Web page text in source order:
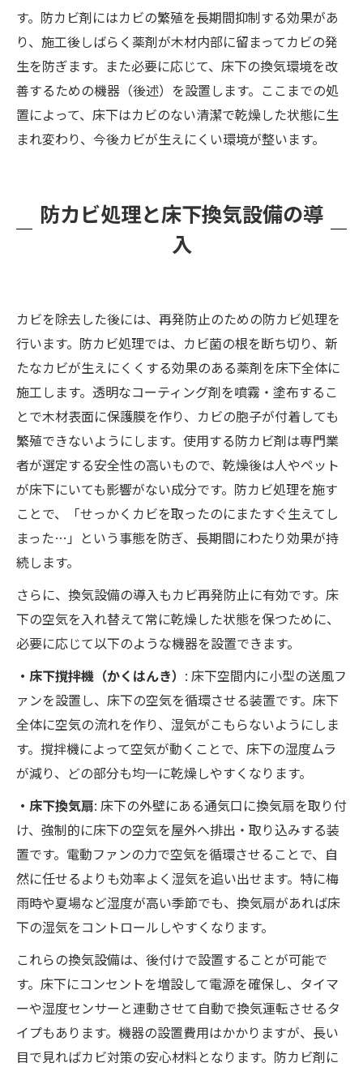
す。防カビ剤にはカビの繁殖を長期間抑制する効果があ
り、施工後しばらく薬剤が木材内部に留まってカビの発
生を防ぎます。また必要に応じて、床下の換気環境を改
善するための機器（後述）を設置します。ここまでの処
置によって、床下はカビのない清潔で乾燥した状態に生
まれ変わり、今後カビが生えにくい環境が整います。
防カビ処理と床下換気設備の導
入
カビを除去した後には、再発防止のための防カビ処理を
行います。防カビ処理では、カビ菌の根を断ち切り、新
たなカビが生えにくくする効果のある薬剤を床下全体に
施工します。透明なコーティング剤を噴霧・塗布するこ
とで木材表面に保護膜を作り、カビの胞子が付着しても
繁殖できないようにします。使用する防カビ剤は専門業
者が選定する安全性の高いもので、乾燥後は人やペット
が床下にいても影響がない成分です。防カビ処理を施す
ことで、「せっかくカビを取ったのにまたすぐ生えてし
まった…」という事態を防ぎ、長期間にわたり効果が持
続します。
さらに、換気設備の導入もカビ再発防止に有効です。床
下の空気を入れ替えて常に乾燥した状態を保つために、
必要に応じて以下のような機器を設置できます。
・床下撹拌機（かくはんき） : 床下空間内に小型の送風フ
ァンを設置し、床下の空気を循環させる装置です。床下
全体に空気の流れを作り、湿気がこもらないようにしま
す。撹拌機によって空気が動くことで、床下の湿度ムラ
が減り、どの部分も均一に乾燥しやすくなります。
・床下換気扇: 床下の外壁にある通気口に換気扇を取り付
け、強制的に床下の空気を屋外へ排出・取り込みする装
置です。電動ファンの力で空気を循環させることで、自
然に任せるよりも効率よく湿気を追い出せます。特に梅
雨時や夏場など湿度が高い季節でも、換気扇があれば床
下の湿気をコントロールしやすくなります。
これらの換気設備は、後付けで設置することが可能で
す。床下にコンセントを増設して電源を確保し、タイマ
ーや湿度センサーと連動させて自動で換気運転させるタ
イプもあります。機器の設置費用はかかりますが、長い
目で見ればカビ対策の安心材料となります。防カビ剤に